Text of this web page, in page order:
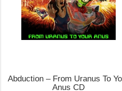
35,00 zł
do koszyka
Abduction ‎– From Uranus To
Anus CD